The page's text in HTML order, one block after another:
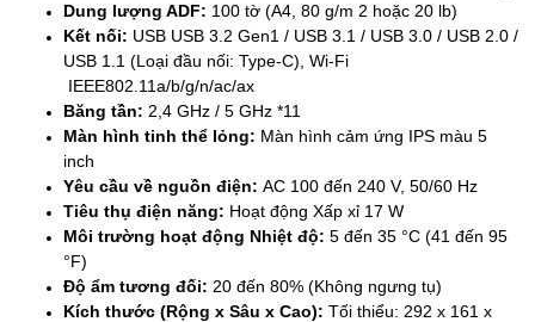
Dung lượng ADF: 100 tờ (A4, 80 g/m 2 hoặc 20 lb)
Kết nối: USB USB 3.2 Gen1 / USB 3.1 / USB 3.0 / USB 2.0 /
USB 1.1 (Loại đầu nối: Type-C), Wi-Fi
IEEE802.11a/b/g/n/ac/ax
Băng tần: 2,4 GHz / 5 GHz *11
Màn hình tinh thể lỏng: Màn hình cảm ứng IPS màu 5
inch
Yêu cầu về nguồn điện: AC 100 đến 240 V, 50/60 Hz
Tiêu thụ điện năng: Hoạt động Xấp xỉ 17 W
Môi trường hoạt động Nhiệt độ: 5 đến 35 °C (41 đến 95
°F)
Độ ẩm tương đối: 20 đến 80% (Không ngưng tụ)
Kích thước (Rộng x Sâu x Cao): Tối thiểu: 292 x 161 x